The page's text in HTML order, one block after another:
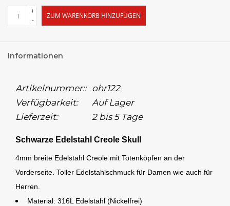
+
-
ZUM WARENKORB HINZUFÜGEN
Informationen
Artikelnummer:: ohr122
Verfügbarkeit:
Auf Lager
Lieferzeit:
2 bis 5 Tage
Schwarze Edelstahl Creole Skull
4mm breite Edelstahl Creole mit Totenköpfen an der
Vorderseite. Toller Edelstahlschmuck für Damen wie auch für
Herren.
Material: 316L Edelstahl (Nickelfrei)